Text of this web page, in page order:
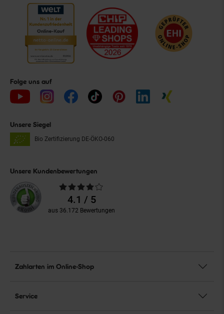
Folge uns auf
Unsere Siegel
Bio Zertifizierung DE-ÖKO-060
Unsere Kundenbewertungen
Durchschnittliche
Bewertungen4.1 / 5
aus 36.172 Bewertungen
Zahlarten im Online-Shop
Service